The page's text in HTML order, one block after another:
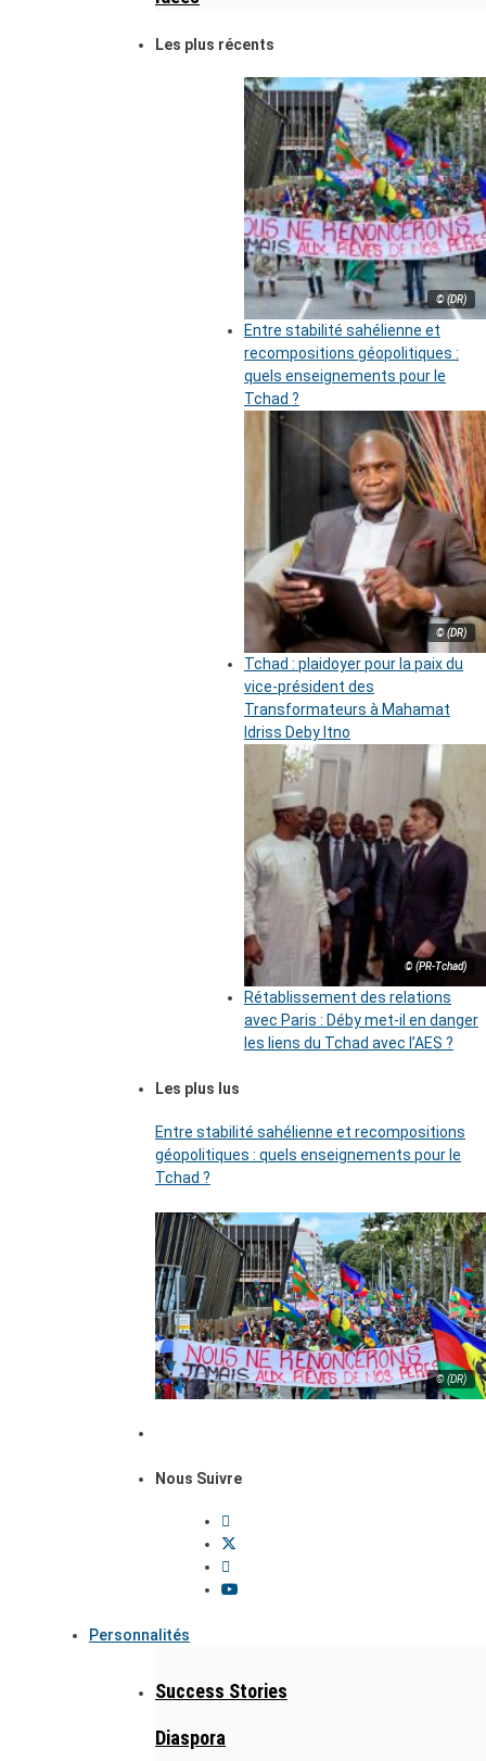
Les plus récents
© (DR)
Entre stabilité sahélienne et
recompositions géopolitiques :
quels enseignements pour le
Tchad ?
© (DR)
Tchad : plaidoyer pour la paix du
vice-président des
Transformateurs à Mahamat
Idriss Deby Itno
© (PR-Tchad)
Rétablissement des relations
avec Paris : Déby met-il en danger
les liens du Tchad avec l’AES ?
Les plus lus
Entre stabilité sahélienne et recompositions
géopolitiques : quels enseignements pour le
Tchad ?
© (DR)
Nous Suivre
Personnalités
Success Stories
Diaspora